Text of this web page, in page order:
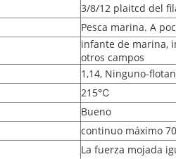
3/8/12 plaitcd del
Pesca marina. A
infante de marina,
otros campos
1,14, Ninguno-
215℃
Bueno
continuo máximo
La fuerza mojada